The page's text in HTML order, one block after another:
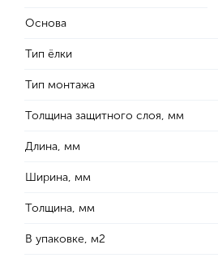
Основа
Тип ёлки
Тип монтажа
Толщина защитного слоя, мм
Длина, мм
Ширина, мм
Толщина, мм
В упаковке, м2